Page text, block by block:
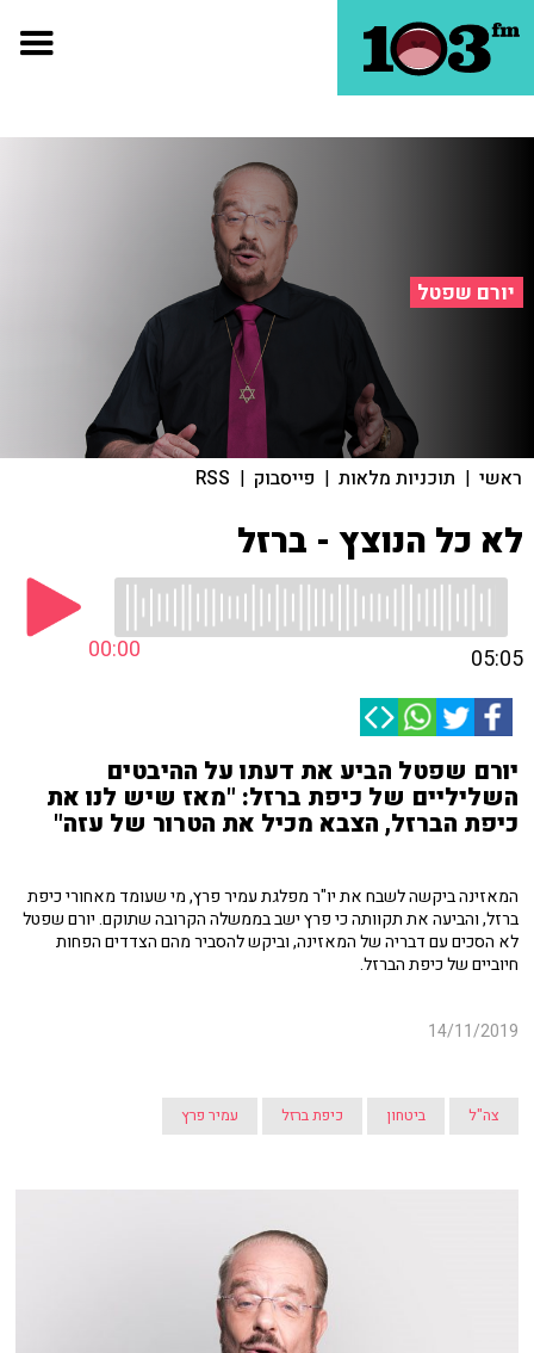
יורם שפטל
ראשי | תוכניות מלאות | פייסבוק |
RSS
לא כל הנוצץ - ברזל
00:00 05:05
יורם שפטל הביע את דעתו על ההיבטים
השליליים של כיפת ברזל: "מאז שיש לנו את
כיפת הברזל, הצבא מכיל את הטרור של עזה"
המאזינה ביקשה לשבח את יו"ר מפלגת עמיר פרץ, מי שעומד מאחורי כיפת
ברזל, והביעה את תקוותה כי פרץ ישב בממשלה הקרובה שתוקם. יורם שפטל
לא הסכים עם דבריה של המאזינה, וביקש להסביר מהם הצדדים הפחות
חיוביים של כיפת הברזל.
14/11/2019
צה"ל ביטחון כיפת ברזל עמיר פרץ